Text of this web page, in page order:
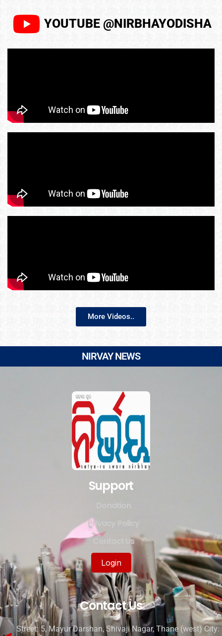
YOUTUBE @NIRBHAYODISHA
More Videos..
NIRVAY NEWS
Support
Privacy Policy
Contact Us
Login
Contact Us
Street: 5, Mayur Darshan, Shivaji Nagar, Thane (west) City: